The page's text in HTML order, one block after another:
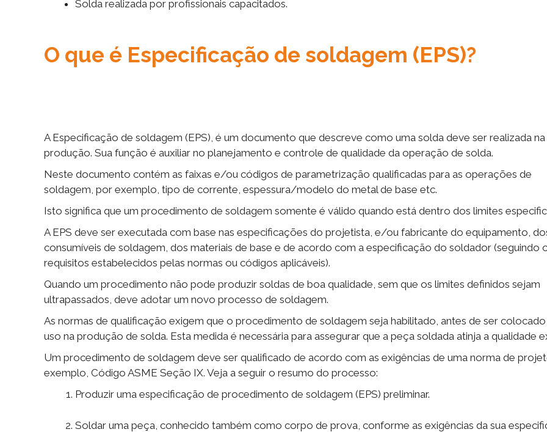
Solda realizada por profissionais capacitados.
O que é Especificação de soldagem (EPS)?
A Especificação de soldagem (EPS), é um documento que descreve como uma solda deve ser realizada na
produção. Sua função é auxiliar no planejamento e controle de qualidade da operação de solda.
Neste documento contém as faixas e/ou códigos de parametrização qualificadas para as operações de
soldagem, por exemplo, tipo de corrente, espessura/modelo do metal de base etc.
Isto significa que um procedimento de soldagem somente é válido quando está dentro dos limites
A EPS deve ser executada com base nas especificações do projetista, e/ou fabricante do equipamento,
consumíveis de soldagem, dos materiais de base e de acordo com a especificação do soldador (seguindo
requisitos estabelecidos pelas normas ou códigos aplicáveis).
Quando um procedimento não pode produzir soldas de boa qualidade, sem que os limites definidos sejam
ultrapassados, deve adotar um novo processo de soldagem.
As normas de qualificação exigem que o procedimento de soldagem seja habilitado, antes de ser
uso na produção de solda. Esta medida é necessária para assegurar que a peça soldada atinja a qualidade
Um procedimento de soldagem deve ser qualificado de acordo com as exigências de uma norma de
exemplo, Código ASME Seção IX. Veja a seguir o resumo do processo:
Produzir uma especificação de procedimento de soldagem (EPS) preliminar.
Soldar uma peça, conhecido também como corpo de prova, conforme as exigências da sua